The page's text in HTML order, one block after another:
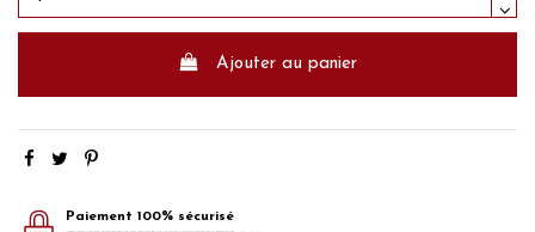
Ajouter au panier
Paiement 100% sécurisé